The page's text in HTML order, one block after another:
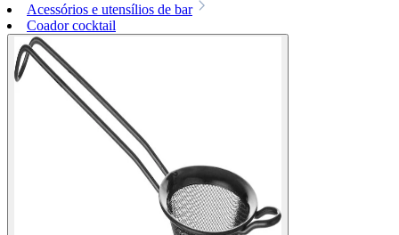
Acessórios e utensílios de bar
Coador cocktail